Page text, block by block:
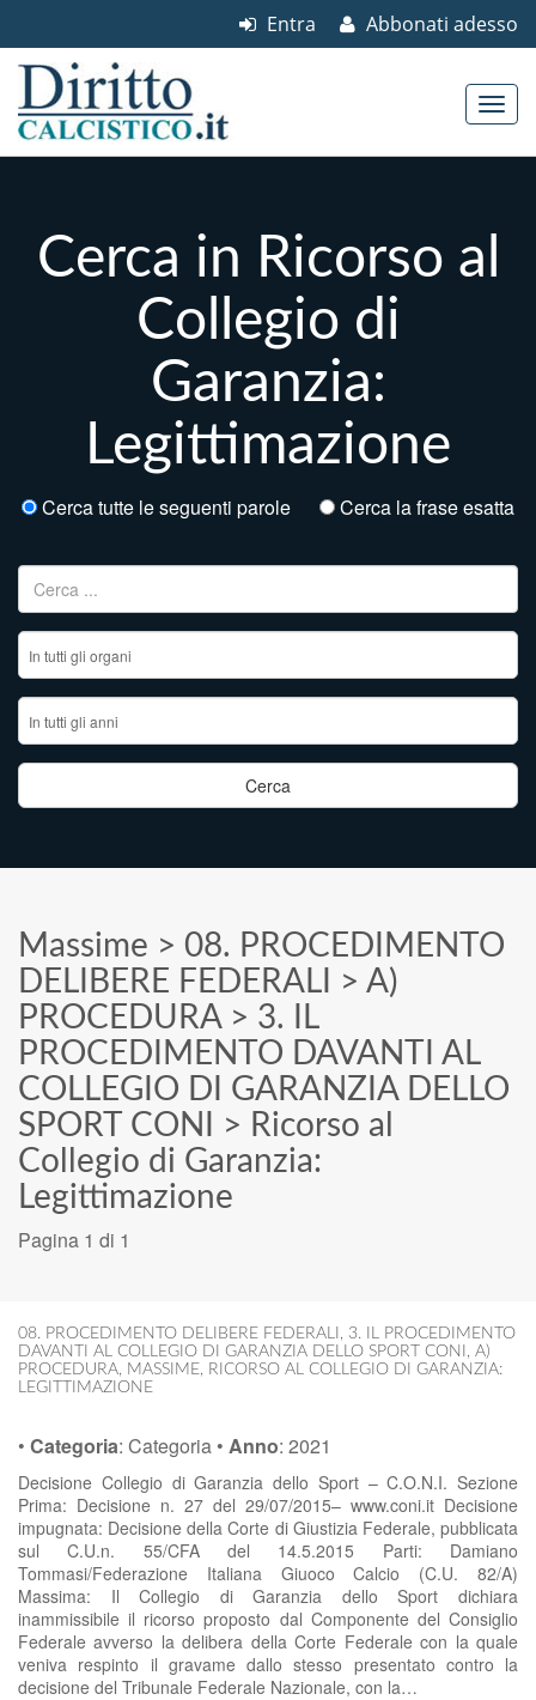
Abbonati adesso
Entra
Cerca in Ricorso al
Collegio di
Garanzia:
Legittimazione
Cerca tutte le seguenti parole Cerca la frase esatta
Ricerca per:
Massime > 08. PROCEDIMENTO
DELIBERE FEDERALI
> A)
PROCEDURA> 3. IL
PROCEDIMENTO DAVANTI AL
COLLEGIO DI GARANZIA DELLO
SPORT CONI
> Ricorso al
Collegio di Garanzia:
Legittimazione
Pagina 1 di 1
08. PROCEDIMENTO DELIBERE FEDERALI , 3. IL PROCEDIMENTO
DAVANTI AL COLLEGIO DI GARANZIA DELLO SPORT CONI , A)
PROCEDURA, MASSIME, RICORSO AL COLLEGIO DI GARANZIA:
LEGITTIMAZIONE
• Categoria: Categoria • Anno: 2021
Decisione Collegio di Garanzia dello Sport – C.O.N.I. Sezione
Prima: Decisione n. 27 del 29/07/2015– www.coni.it Decisione
impugnata: Decisione della Corte di Giustizia Federale, pubblicata
sul C.U.n. 55/CFA del 14.5.2015 Parti: Damiano
Tommasi/Federazione Italiana Giuoco Calcio (C.U. 82/A)
Massima: Il Collegio di Garanzia dello Sport dichiara
inammissibile il ricorso proposto dal Componente del Consiglio
Federale avverso la delibera della Corte Federale con la quale
veniva respinto il gravame dallo stesso presentato contro la
decisione del Tribunale Federale Nazionale, con la…